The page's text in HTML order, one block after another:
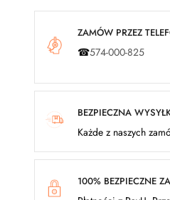
ZAMÓW PRZEZ
☎574-000-825
BEZPIECZNA
Każde z naszych
100% BEZPIECZNE